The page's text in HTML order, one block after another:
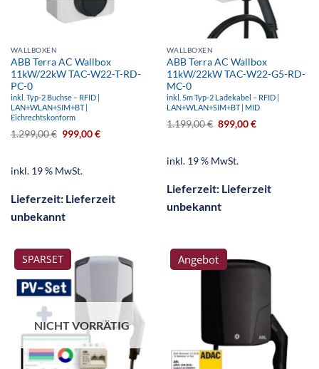
WALLBOXEN
ABB Terra AC Wallbox
11kW/22kW TAC-W22-T-RD-
PC-0
inkl. Typ-2 Buchse – RFID |
LAN+WLAN+SIM+BT |
Eichrechtskonform
1.299,00€ 999,00€
inkl. 19 % MwSt.
Lieferzeit: Lieferzeit
unbekannt
WALLBOXEN
ABB Terra AC Wallbox
11kW/22kW TAC-W22-G5-RD-
MC-0
inkl. 5m Typ-2 Ladekabel – RFID |
LAN+WLAN+SIM+BT | MID
1.199,00€ 899,00€
inkl. 19 % MwSt.
Lieferzeit: Lieferzeit
unbekannt
SPARSET
NICHT VORRÄTIG
Angebot